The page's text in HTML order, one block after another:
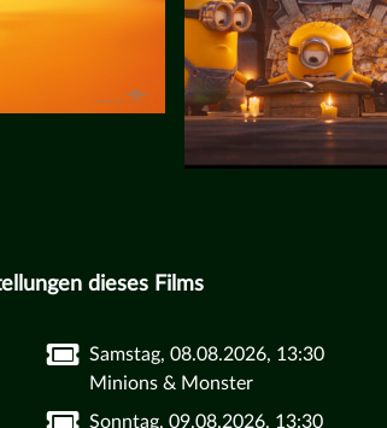
dieses Films
Samstag, 08.08.2026, 13:30
Minions & Monster
Sonntag, 09.08.2026, 13:30